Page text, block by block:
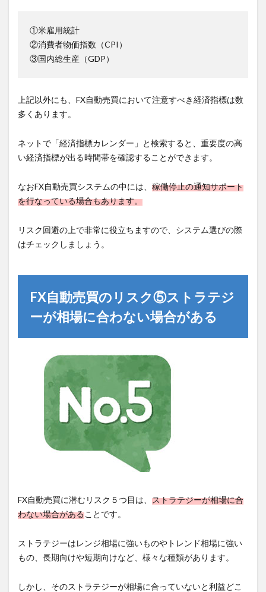
①米雇用統計
②消費者物価指数（CPI）
③国内総生産（GDP）
上記以外にも、FX自動売買において注意すべき経済指標は数
多くあります。
ネットで「経済指標カレンダー」と検索すると、重要度の高
い経済指標が出る時間帯を確認することができます。
なおFX自動売買システムの中には、 稼働停止の通知サポート
を行なっている場合もあります。
リスク回避の上で非常に役立ちますので、システム選びの際
はチェックしましょう。
FX自動売買のリスク⑤ストラテジ
ーが相場に合わない場合がある
FX自動売買に潜むリスク５つ目は、 ストラテジーが相場に合
わない場合があることです。
ストラテジーはレンジ相場に強いものやトレンド相場に強い
もの、長期向けや短期向けなど、様々な種類があります。
しかし、そのストラテジーが相場に合っていないと利益どこ